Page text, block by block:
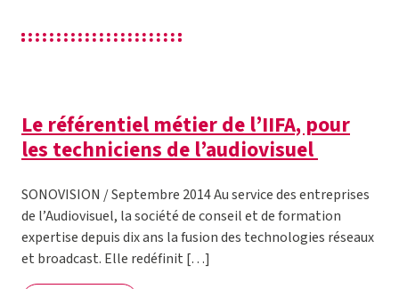
Le référentiel métier de l’IIFA, pour
les techniciens de l’audiovisuel
SONOVISION / Septembre 2014 Au service des entreprises
de l’Audiovisuel, la société de conseil et de formation
expertise depuis dix ans la fusion des technologies réseaux
et broadcast. Elle redéfinit […]